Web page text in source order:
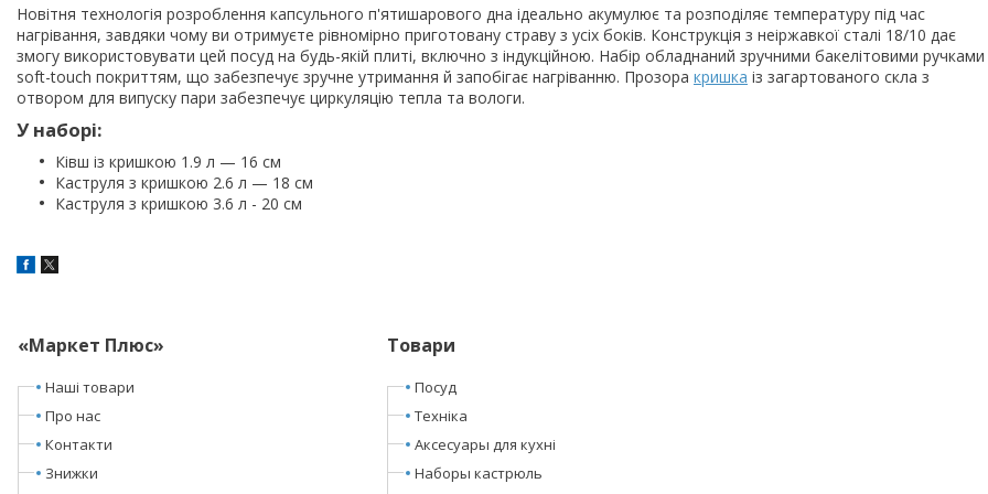
Новітня технологія розроблення капсульного п'ятишарового дна ідеально акумулює та розподіляє температуру під час
нагрівання, завдяки чому ви отримуєте рівномірно приготовану страву з усіх боків. Конструкція з неіржавкої сталі 18/10 дає
змогу використовувати цей посуд на будь-якій плиті, включно з індукційною. Набір обладнаний зручними бакелітовими ручками
soft-touch покриттям, що забезпечує зручне утримання й запобігає нагріванню. Прозора кришка із загартованого скла з
отвором для випуску пари забезпечує циркуляцію тепла та вологи.
У наборі:
Ківш із кришкою 1.9 л — 16 см
Каструля з кришкою 2.6 л — 18 см
Каструля з кришкою 3.6 л - 20 см
«Маркет Плюс»
Наші товари
Про нас
Контакти
Знижки
Товари
Посуд
Техніка
Аксесуары для кухні
Наборы кастрюль